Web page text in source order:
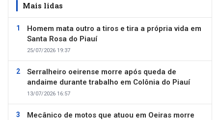
Mais lidas
Homem mata outro a tiros e tira a própria vida em
Santa Rosa do Piauí
25/07/2026 19:37
Serralheiro oeirense morre após queda de
andaime durante trabalho em Colônia do Piauí
13/07/2026 16:57
Mecânico de motos que atuou em Oeiras morre